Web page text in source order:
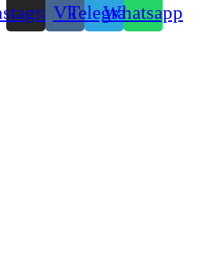
VkTelegramWhatsapp